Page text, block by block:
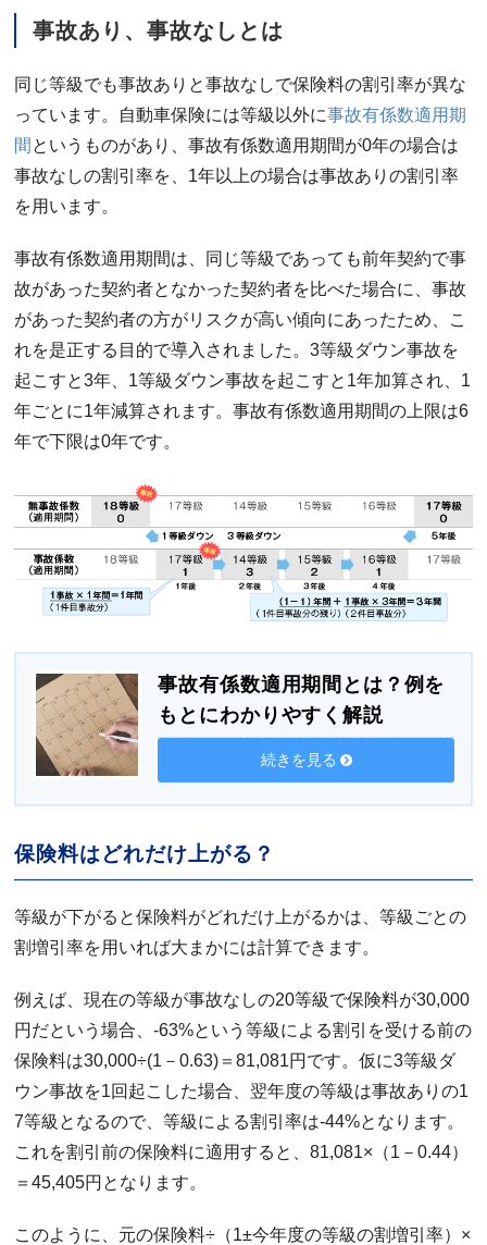
事故あり、事故なしとは
同じ等級でも事故ありと事故なしで保険料の割引率が異な
っています。自動車保険には等級以外に事故有係数適用期
間 というものがあり、事故有係数適用期間が0年の場合は
事故なしの割引率を、1年以上の場合は事故ありの割引率
を用います。
事故有係数適用期間は、同じ等級であっても前年契約で事
故があった契約者となかった契約者を比べた場合に、事故
があった契約者の方がリスクが高い傾向にあったため、こ
れを是正する目的で導入されました。3等級ダウン事故を
起こすと3年、1等級ダウン事故を起こすと1年加算され、1
年ごとに1年減算されます。事故有係数適用期間の上限は6
年で下限は0年です。
事故有係数適用期間とは？例を
もとにわかりやすく解説
続きを見る
保険料はどれだけ上がる？
等級が下がると保険料がどれだけ上がるかは、等級ごとの
割増引率を用いれば大まかには計算できます。
例えば、現在の等級が事故なしの20等級で保険料が30,000
円だという場合、-63%という等級による割引を受ける前の
保険料は30,000÷(1－0.63)＝81,081円です。仮に3等級ダ
ウン事故を1回起こした場合、翌年度の等級は事故ありの1
7等級となるので、等級による割引率は-44%となります。
これを割引前の保険料に適用すると、81,081×（1－0.44）
＝45,405円となります。
このように、元の保険料÷（1±今年度の等級の割増引率）×